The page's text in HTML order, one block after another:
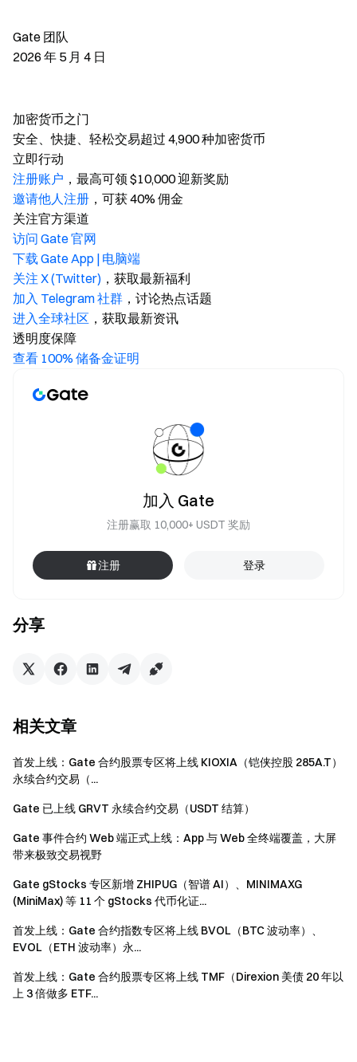
Gate 团队
2026 年 5 月 4 日
加密货币之门
安全、快捷、轻松交易超过 4,900 种加密货币
立即行动
注册账户 ，最高可领 $10,000 迎新奖励
邀请他人注册 ，可获 40% 佣金
关注官方渠道
访问 Gate 官网
下载 Gate App | 电脑端
关注 X (Twitter) ，获取最新福利
加入 Telegram 社群 ，讨论热点话题
进入全球社区 ，获取最新资讯
透明度保障
查看 100% 储备金证明
分享
加入 Gate
注册赢取 10,000+ USDT 奖励
注册 登录
相关文章
首发上线：Gate 合约股票专区将上线 KIOXIA（铠侠控股 285A.T）
永续合约交易（...
Gate 已上线 GRVT 永续合约交易（USDT 结算）
Gate 事件合约 Web 端正式上线：App 与 Web 全终端覆盖，大屏
带来极致交易视野
Gate gStocks 专区新增 ZHIPUG（智谱 AI）、MINIMAXG
(MiniMax) 等 11 个 gStocks 代币化证...
首发上线：Gate 合约指数专区将上线 BVOL（BTC 波动率）、
EVOL（ETH 波动率）永...
首发上线：Gate 合约股票专区将上线 TMF（Direxion 美债 20 年以
上 3 倍做多 ETF...